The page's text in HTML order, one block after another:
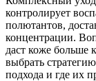
контролирует
полютантов,
концентрации.
даст коже больше
выбрать
подхода и где их